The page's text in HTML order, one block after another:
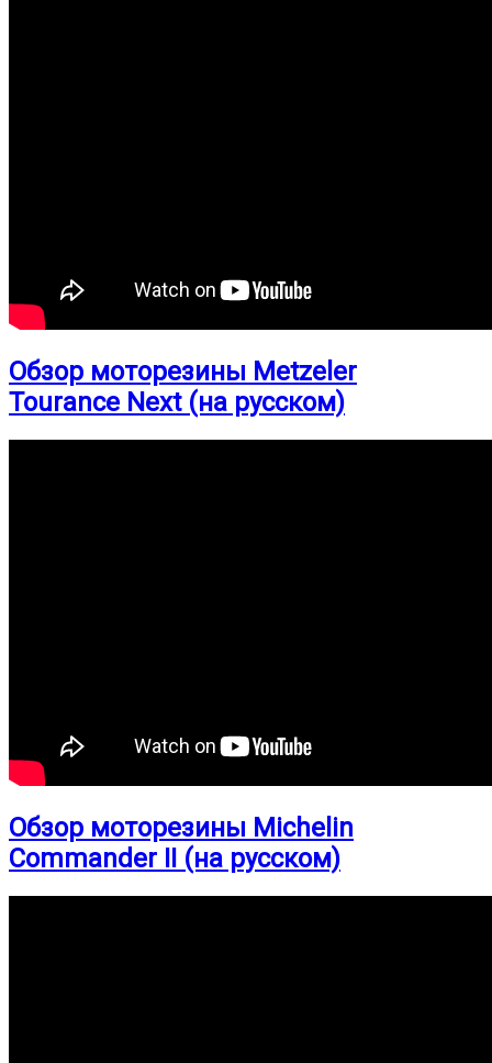
Обзор моторезины Metzeler
Tourance Next (на русском)
Обзор моторезины Michelin
Commander II (на русском)